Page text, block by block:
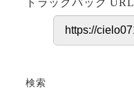
検索